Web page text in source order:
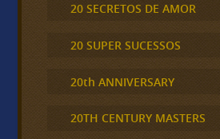
20 SECRETOS DE AMOR
20 SUPER SUCESSOS
20th ANNIVERSARY
20TH CENTURY MASTERS